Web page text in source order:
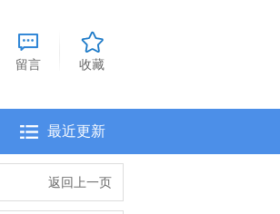
留言 收藏
最近更新
返回上一页